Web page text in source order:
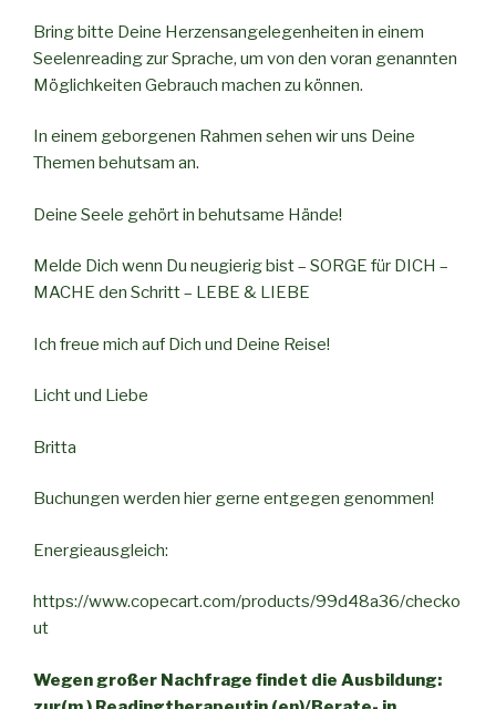
Bring bitte Deine Herzensangelegenheiten in einem
Seelenreading zur Sprache, um von den voran genannten
Möglichkeiten Gebrauch machen zu können.
In einem geborgenen Rahmen sehen wir uns Deine
Themen behutsam an.
Deine Seele gehört in behutsame Hände!
Melde Dich wenn Du neugierig bist – SORGE für DICH –
MACHE den Schritt – LEBE & LIEBE
Ich freue mich auf Dich und Deine Reise!
Licht und Liebe
Britta
Buchungen werden hier gerne entgegen genommen!
Energieausgleich:
https://www.copecart.com/products/99d48a36/checko
ut
Wegen großer Nachfrage findet die Ausbildung: